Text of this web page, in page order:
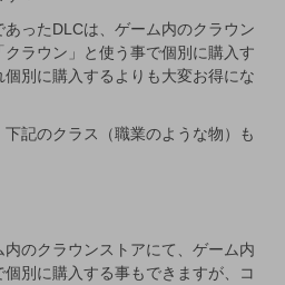
ったDLCは、ゲーム内のクラウン
ラウン」と使う事で個別に購入す
別に購入するよりも大変お得にな
記のクラス（職業のような物）も
のクラウンストアにて、ゲーム内
別に購入する事もできますが、コ